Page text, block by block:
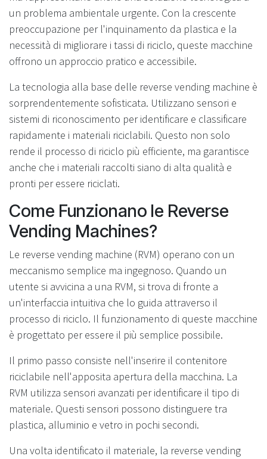
un problema ambientale urgente. Con la crescente
preoccupazione per l'inquinamento da plastica e la
necessità di migliorare i tassi di riciclo, queste macchine
offrono un approccio pratico e accessibile.
La tecnologia alla base delle reverse vending machine è
sorprendentemente sofisticata. Utilizzano sensori e
sistemi di riconoscimento per identificare e classificare
rapidamente i materiali riciclabili. Questo non solo
rende il processo di riciclo più efficiente, ma garantisce
anche che i materiali raccolti siano di alta qualità e
pronti per essere riciclati.
Come Funzionano le Reverse
Vending Machines?
Le reverse vending machine (RVM) operano con un
meccanismo semplice ma ingegnoso. Quando un
utente si avvicina a una RVM, si trova di fronte a
un'interfaccia intuitiva che lo guida attraverso il
processo di riciclo. Il funzionamento di queste macchine
è progettato per essere il più semplice possibile.
Il primo passo consiste nell'inserire il contenitore
riciclabile nell'apposita apertura della macchina. La
RVM utilizza sensori avanzati per identificare il tipo di
materiale. Questi sensori possono distinguere tra
plastica, alluminio e vetro in pochi secondi.
Una volta identificato il materiale, la reverse vending